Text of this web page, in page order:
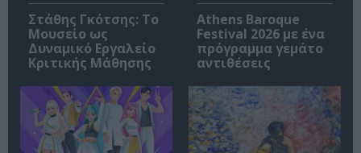
Στάθης Γκότσης: Το
Μουσείο ως
Δυναμικό Εργαλείο
Κριτικής Μάθησης
Athens Baroque
Festival 2026 με ένα
πρόγραμμα γεμάτο
αντιθέσεις